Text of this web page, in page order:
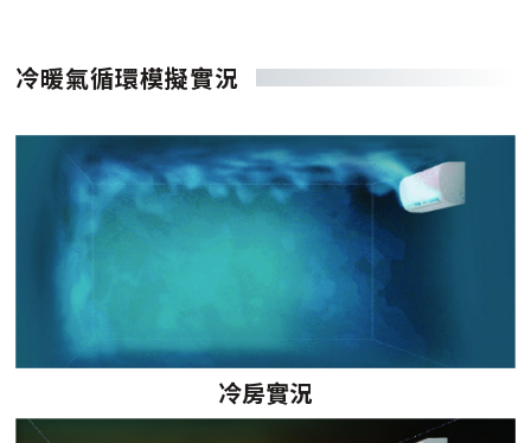
冷暖氣循環模擬實況
冷房實況